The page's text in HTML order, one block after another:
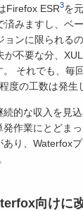
Firefox ESR3を
済みますし、ベ
ョンに限られる
が不要な分、
それでも、毎
度の工数は発生
的な収入を見
発作業にとどま
り、Waterfox
。
向けに